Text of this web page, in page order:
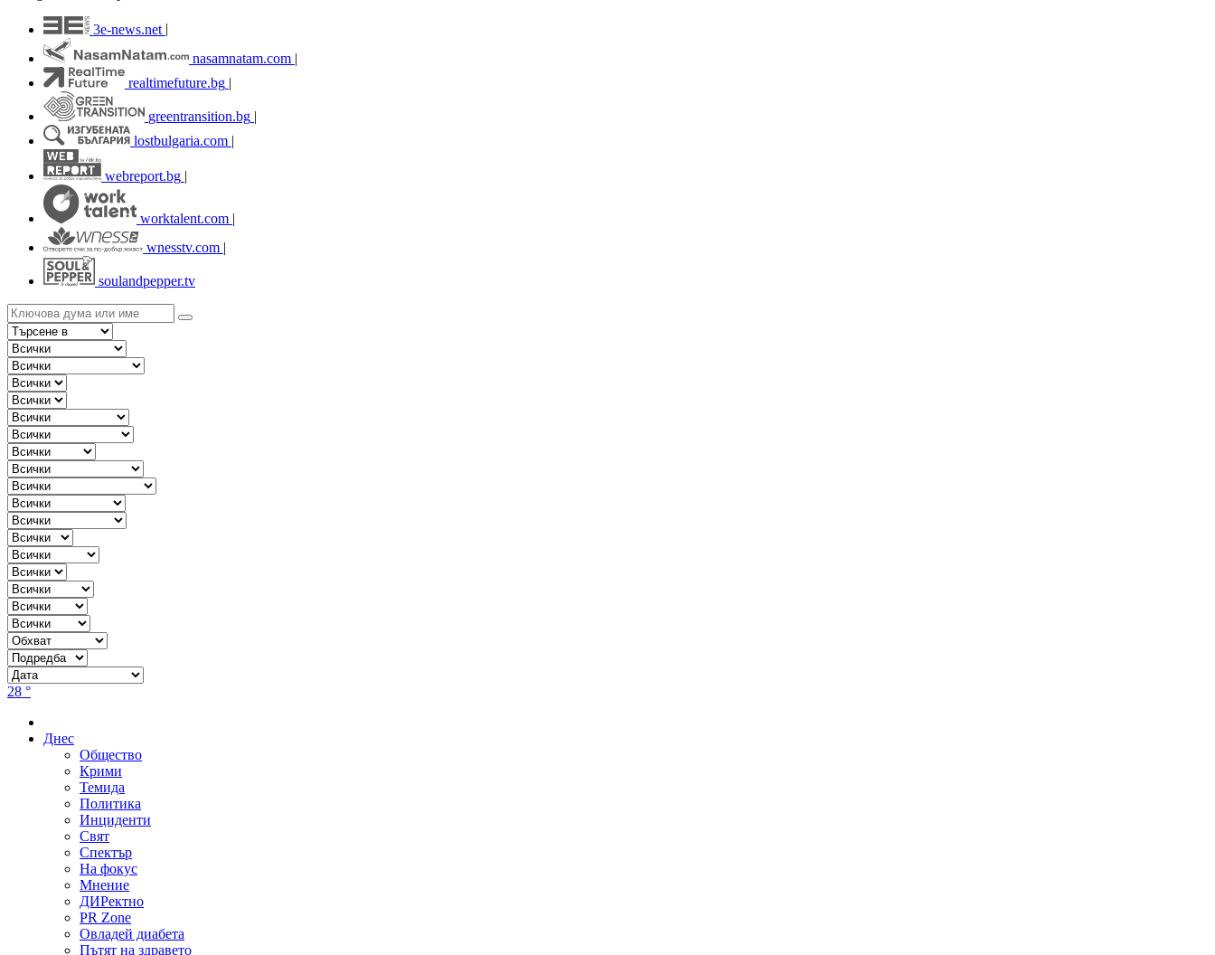
3e-news.net
nasamnatam.com |
realtimefuture.bg |
greentransition.bg |
lostbulgaria.com |
webreport.bg |
worktalent.com |
wnesstv.com |
soulandpepper.tv
28 °
Днес
Общество
Крими
Темида
Политика
Инциденти
Свят
Спектър
На фокус
Мнение
ДИРектно
PR Zone
Овладей диабета
Пътят на здравето